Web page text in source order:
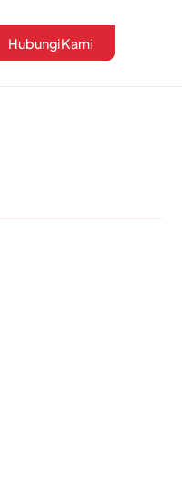
Hubungi Kami